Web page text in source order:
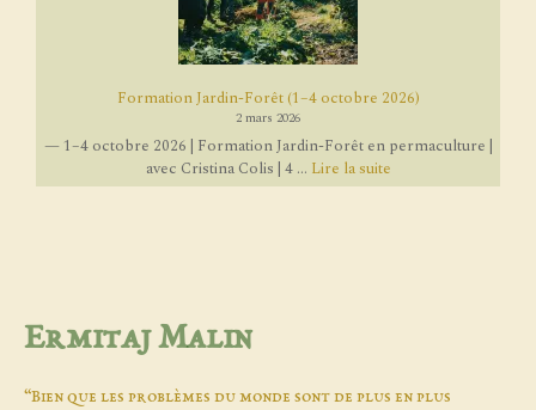
Formation Jardin-Forêt (1–4 octobre 2026)
2 mars 2026
— 1–4 octobre 2026 | Formation Jardin-Forêt en permaculture |
avec Cristina Colis | 4 ... Lire la suite
Ermitaj Malin
“Bien que les problèmes du monde sont de plus en plus